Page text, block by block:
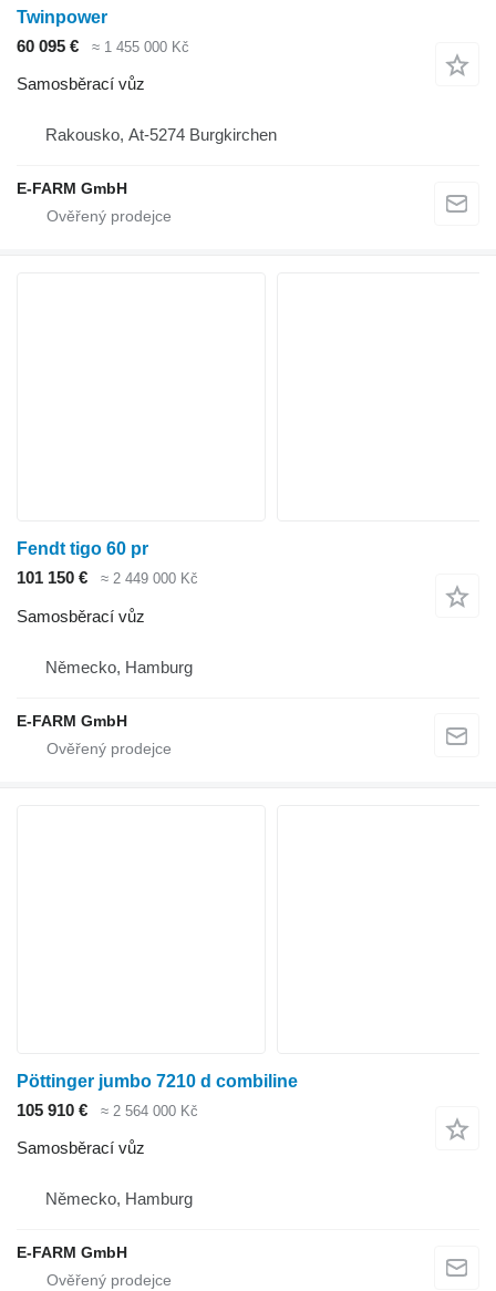
Twinpower
60 095 €
≈ 1 455 000 Kč
Samosběrací vůz
Rakousko, At-5274 Burgkirchen
E-FARM GmbH
Fendt tigo 60 pr
101 150 €
≈ 2 449 000 Kč
Samosběrací vůz
Německo, Hamburg
E-FARM GmbH
Pöttinger jumbo 7210 d combiline
105 910 €
≈ 2 564 000 Kč
Samosběrací vůz
Německo, Hamburg
E-FARM GmbH